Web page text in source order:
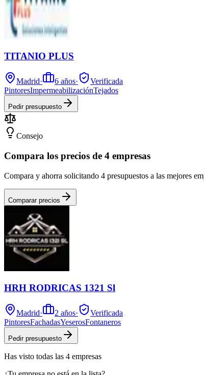
TITANIO PLUS
Madrid· 6 años·
Verificada
PintoresImpermeabilizaciónTejados
Pedir presupuesto
Consejo
Compara los precios de 4 empresas
Compara y ahorra solicitando 4 presupuestos a las mejores
Comparar precios
HRH RODRICAS 1321 Sl
Madrid· 2 años·
Verificada
PintoresFachadasYeserosFontaneros
Pedir presupuesto
Has visto todas las 4 empresas